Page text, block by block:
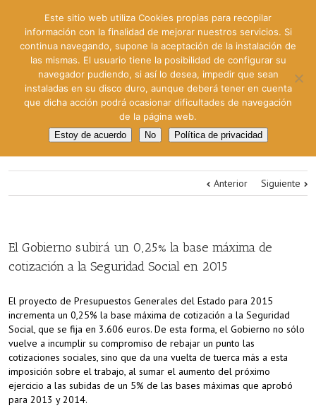
Anterior Siguiente
El Gobierno subirá un 0,25% la base máxima de
cotización a la Seguridad Social en 2015
El proyecto de Presupuestos Generales del Estado para 2015
incrementa un 0,25% la base máxima de cotización a la Seguridad
Social, que se fija en 3.606 euros. De esta forma, el Gobierno no sólo
vuelve a incumplir su compromiso de rebajar un punto las
cotizaciones sociales, sino que da una vuelta de tuerca más a esta
imposición sobre el trabajo, al sumar el aumento del próximo
ejercicio a las subidas de un 5% de las bases máximas que aprobó
para 2013 y 2014.
Este sitio web utiliza Cookies propias para recopilar
información con la finalidad de mejorar nuestros servicios. Si
continua navegando, supone la aceptación de la instalación de
las mismas. El usuario tiene la posibilidad de configurar su
navegador pudiendo, si así lo desea, impedir que sean
instaladas en su disco duro, aunque deberá tener en cuenta
que dicha acción podrá ocasionar dificultades de navegación
de la página web.
Estoy de acuerdo No Política de privacidad